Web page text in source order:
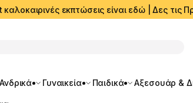
καλοκαιρινές εκπτώσεις είναι εδώ | Δες τις
Ανδρικά Γυναικεία Παιδικά Αξεσουάρ &